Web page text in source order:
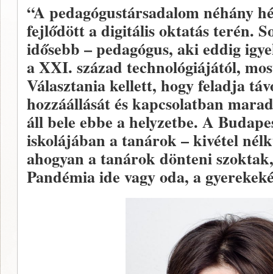
“A pedagógustársadalom néhány
fejlődött a digitális oktatás terén.
idősebb – pedagógus, aki eddig
a XXI. század technológiájától,
Választania kellett, hogy feladja
hozzáállását és kapcsolatban
áll bele ebbe a helyzetbe. A
iskolájában a tanárok – kivétel
ahogyan a tanárok dönteni
Pandémia ide vagy oda, a